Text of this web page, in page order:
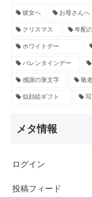
彼女へ お母さんへ
クリスマス 年配
ホワイトデー
バレンタインデー
感謝の筆文字 敬
似顔絵ギフト
メタ情報
ログイン
投稿フィード